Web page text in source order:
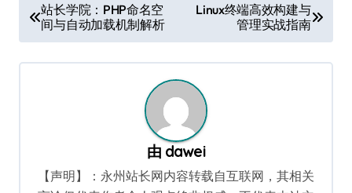
章
导
站长学院：PHP命名空
间与自动加载机制解析
Linux终端高效构建与
管理实战指南
由 dawei
【声明】：永州站长网内容转载自互联网，其相关